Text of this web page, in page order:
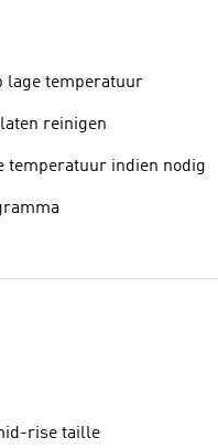
lage temperatuur
reinigen
temperatuur indien nodig
rise taille